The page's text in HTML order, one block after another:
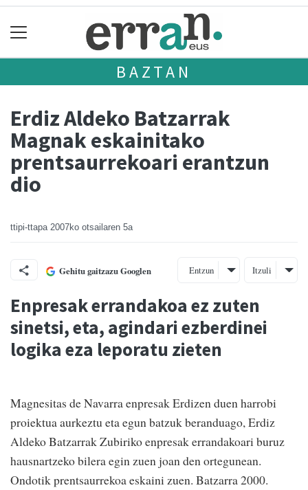
BAZTAN
Erdiz Aldeko Batzarrak
Magnak eskainitako
prentsaurrekoari erantzun
dio
ttipi-ttapa 2007ko otsailaren 5a
Gehitu gaitzazu Googlen Entzun Itzuli
Enpresak errandakoa ez zuten
sinetsi, eta, agindari ezberdinei
logika eza leporatu zieten
Magnesitas de Navarra enpresak Erdizen duen harrobi
proiektua aurkeztu eta egun batzuk beranduago, Erdiz
Aldeko Batzarrak Zubiriko enpresak errandakoari buruz
hausnartzeko bilera egin zuen joan den ortegunean.
Ondotik prentsaurrekoa eskaini zuen. Batzarra 2000.